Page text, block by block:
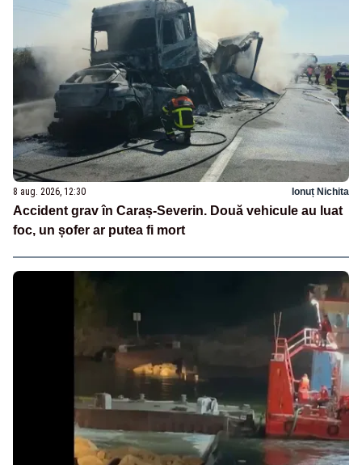
8 aug. 2026, 12:30 Ionuț Nichita
Accident grav în Caraș-Severin. Două vehicule au luat
foc, un șofer ar putea fi mort